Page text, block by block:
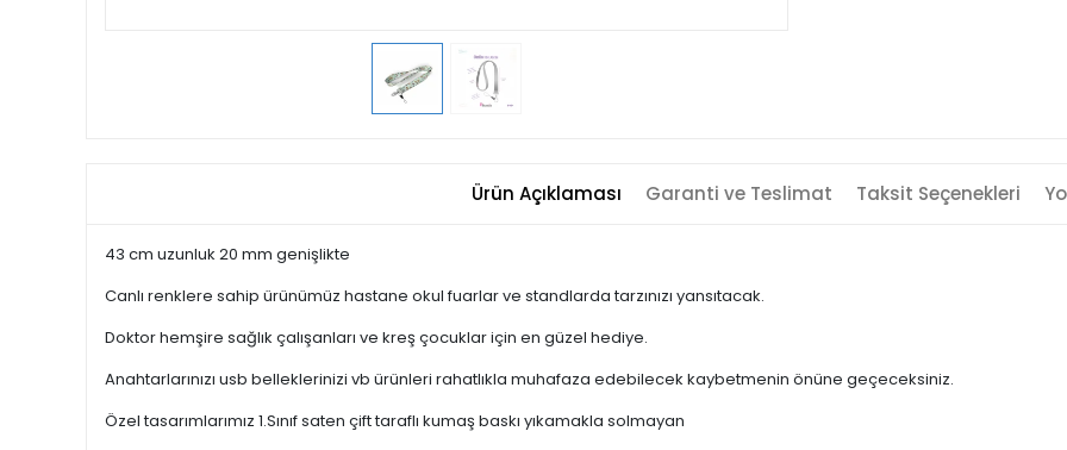
Ürün Açıklaması Garanti ve Teslimat Taksit Seçenekleri
43 cm uzunluk 20 mm genişlikte
Canlı renklere sahip ürünümüz hastane okul fuarlar ve standlarda tarzınızı yansıtacak.
Doktor hemşire sağlık çalışanları ve kreş çocuklar için en güzel hediye.
Anahtarlarınızı usb belleklerinizi vb ürünleri rahatlıkla muhafaza edebilecek kaybetmenin önüne geçeceksiniz.
Özel tasarımlarımız 1.Sınıf saten çift taraflı kumaş baskı yıkamakla solmayan